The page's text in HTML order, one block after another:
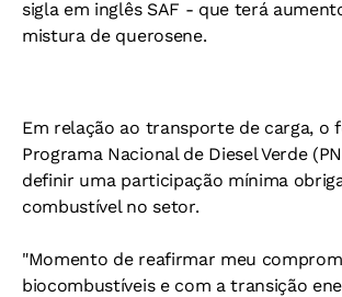
sigla em inglês SAF - que terá
mistura de querosene.
Em relação ao transporte de carga, o
Programa Nacional de Diesel Verde
definir uma participação mínima
combustível no setor.
"Momento de reafirmar meu
biocombustíveis e com a transição